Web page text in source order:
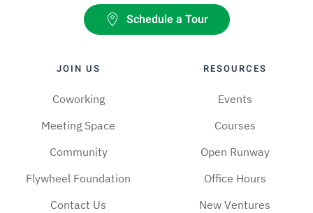
Schedule a Tour
JOIN US
Coworking
Meeting Space
Community
Flywheel Foundation
Contact Us
RESOURCES
Events
Courses
Open Runway
Office Hours
New Ventures